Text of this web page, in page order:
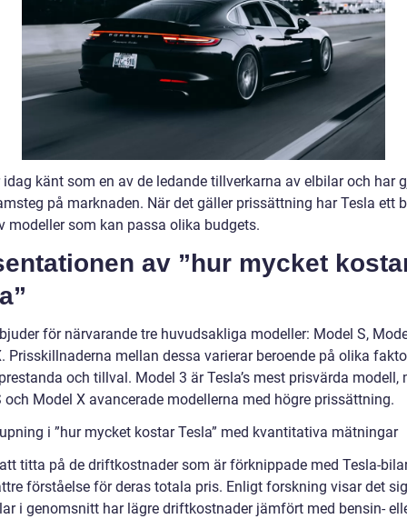
idag känt som en av de ledande tillverkarna av elbilar och har
på marknaden. När det gäller prissättning har Tesla ett
modeller som kan passa olika budgets.
av ”hur mycket
för närvarande tre huvudsakliga modeller: Model S,
Prisskillnaderna mellan dessa varierar beroende på olika
och tillval. Model 3 är Tesla’s mest prisvärda modell,
och Model X avancerade modellerna med högre prissättning.
i ”hur mycket kostar Tesla” med kvantitativa mätningar
titta på de driftkostnader som är förknippade med Tesla-
förståelse för deras totala pris. Enligt forskning visar det
i genomsnitt har lägre driftkostnader jämfört med bensin-